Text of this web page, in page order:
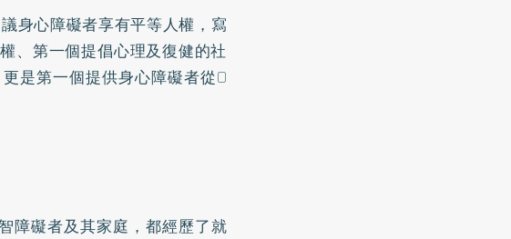
身心障礙者享有平等人權，寫
、第一個提倡心理及復健的社
是第一個提供身心障礙者從0
障礙者及其家庭，都經歷了就